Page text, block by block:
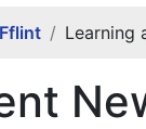
Learning